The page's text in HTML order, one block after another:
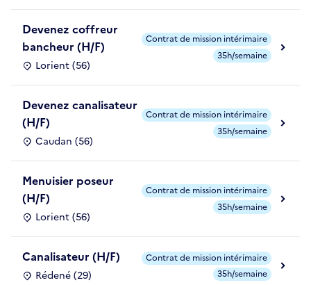
Devenez coffreur
bancheur (H/F)
Lorient (56)
Contrat de mission intérimaire
35h/semaine
Devenez canalisateur
(H/F)
Caudan (56)
Contrat de mission intérimaire
35h/semaine
Menuisier poseur
(H/F)
Lorient (56)
Contrat de mission intérimaire
35h/semaine
Canalisateur (H/F)
Rédené (29)
Contrat de mission intérimaire
35h/semaine